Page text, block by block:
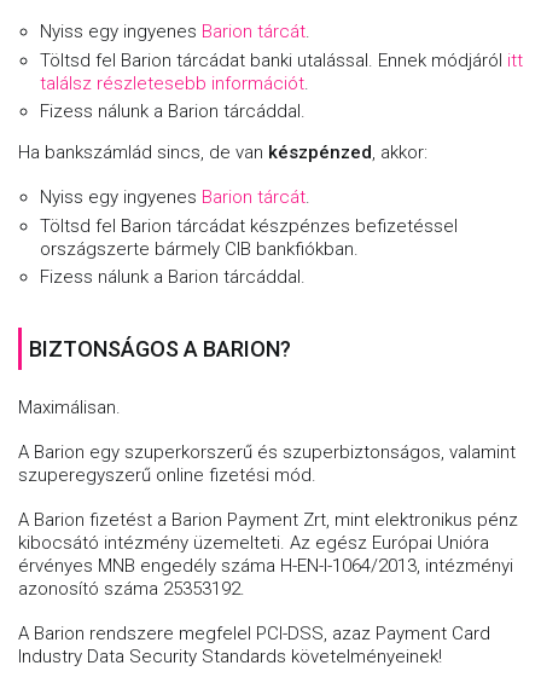
Nyiss egy ingyenes Barion tárcát.
Töltsd fel Barion tárcádat banki utalással. Ennek módjáról itt
találsz részletesebb információt
Fizess nálunk a Barion tárcáddal.
Ha bankszámlád sincs, de van készpénzed, akkor:
Nyiss egy ingyenes Barion tárcát.
Töltsd fel Barion tárcádat készpénzes befizetéssel
országszerte bármely CIB bankfiókban.
Fizess nálunk a Barion tárcáddal.
BIZTONSÁGOS A BARION?
Maximálisan.
A Barion egy szuperkorszerű és szuperbiztonságos, valamint
szuperegyszerű online fizetési mód.
A Barion fizetést a Barion Payment Zrt, mint elektronikus pénz
kibocsátó intézmény üzemelteti. Az egész Európai Unióra
érvényes MNB engedély száma H-EN-I-1064/2013, intézményi
azonosító száma 25353192.
A Barion rendszere megfelel PCI-DSS, azaz Payment Card
Industry Data Security Standards követelményeinek!